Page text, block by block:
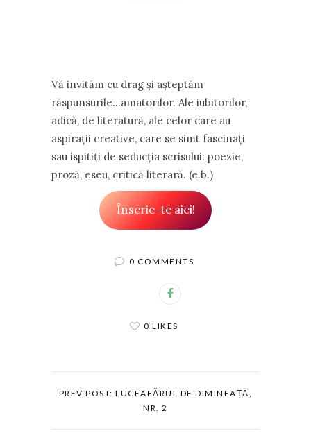
Vă invităm cu drag și așteptăm
răspunsurile…amatorilor. Ale iubitorilor,
adică, de literatură, ale celor care au
aspirații creative, care se simt fascinați
sau ispitiți de seducția scrisului: poezie,
proză, eseu, critică literară. (e.b.)
Înscrie-te aici!
0 COMMENTS
0 LIKES
PREV POST: LUCEAFĂRUL DE DIMINEAȚĂ,
NR. 2